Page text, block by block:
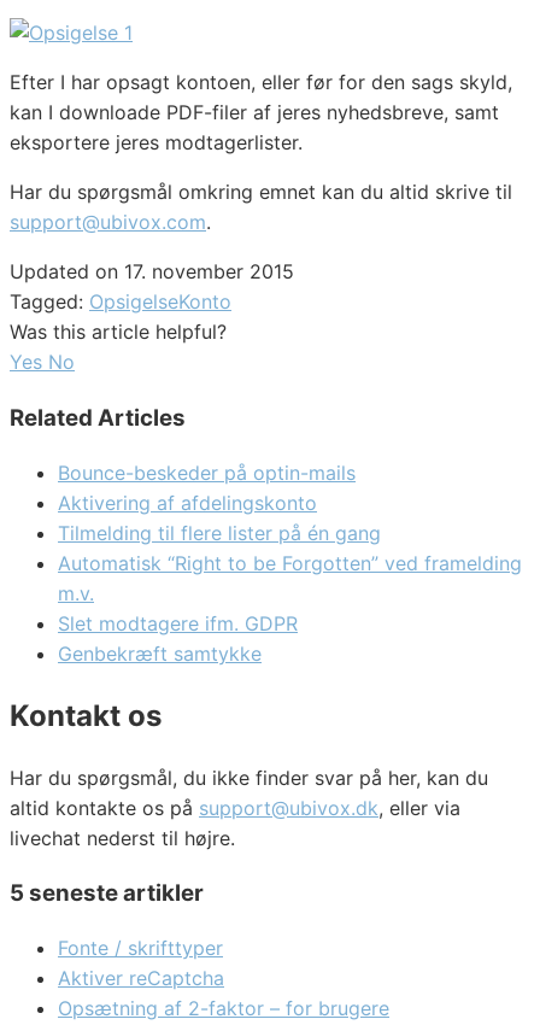
Efter I har opsagt kontoen, eller før for den sags skyld,
kan I downloade PDF-filer af jeres nyhedsbreve, samt
eksportere jeres modtagerlister.
Har du spørgsmål omkring emnet kan du altid skrive til
support@ubivox.com.
Updated on 17. november 2015
Tagged: OpsigelseKonto
Was this article helpful?
Yes No
Related Articles
Bounce-beskeder på optin-mails
Aktivering af afdelingskonto
Tilmelding til flere lister på én gang
Automatisk “Right to be Forgotten” ved framelding
m.v.
Slet modtagere ifm. GDPR
Genbekræft samtykke
Kontakt os
Har du spørgsmål, du ikke finder svar på her, kan du
altid kontakte os på support@ubivox.dk, eller via
livechat nederst til højre.
5 seneste artikler
Fonte / skrifttyper
Aktiver reCaptcha
Opsætning af 2-faktor – for brugere